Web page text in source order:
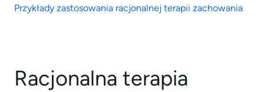
Przykłady zastosowania racjonalnej terapii zachowania
Racjonalna terapia